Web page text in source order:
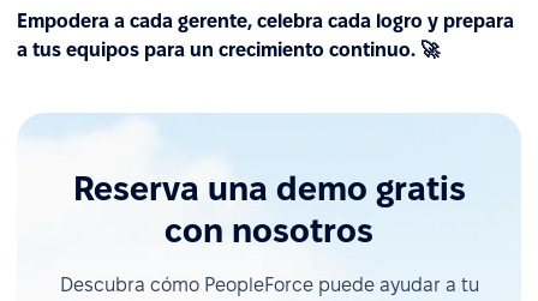
Empodera a cada gerente, celebra cada logro y prepara
a tus equipos para un crecimiento continuo. 🚀
Reserva una demo gratis
con nosotros
Descubra cómo PeopleForce puede ayudar a tu